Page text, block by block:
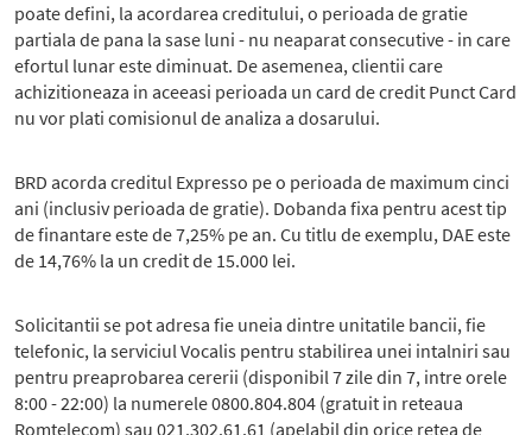
poate defini, la acordarea creditului, o perioada de gratie
partiala de pana la sase luni - nu neaparat consecutive - in care
efortul lunar este diminuat. De asemenea, clientii care
achizitioneaza in aceeasi perioada un card de credit Punct Card
nu vor plati comisionul de analiza a dosarului.
BRD acorda creditul Expresso pe o perioada de maximum cinci
ani (inclusiv perioada de gratie). Dobanda fixa pentru acest tip
de finantare este de 7,25% pe an. Cu titlu de exemplu, DAE este
de 14,76% la un credit de 15.000 lei.
Solicitantii se pot adresa fie uneia dintre unitatile bancii, fie
telefonic, la serviciul Vocalis pentru stabilirea unei intalniri sau
pentru preaprobarea cererii (disponibil 7 zile din 7, intre orele
8:00 - 22:00) la numerele 0800.804.804 (gratuit in reteaua
Romtelecom) sau 021.302.61.61 (apelabil din orice retea de